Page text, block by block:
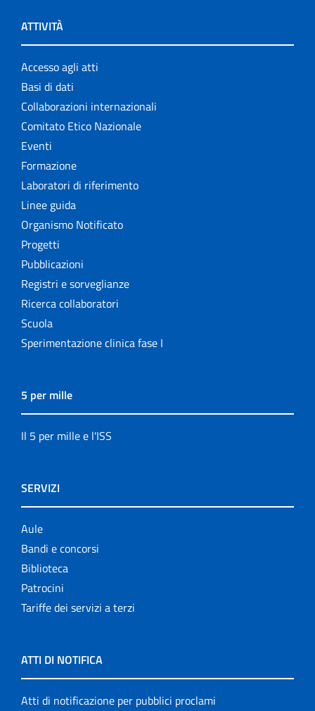
ATTIVITÀ
Accesso agli atti
Basi di dati
Collaborazioni internazionali
Comitato Etico Nazionale
Eventi
Formazione
Laboratori di riferimento
Linee guida
Organismo Notificato
Progetti
Pubblicazioni
Registri e sorveglianze
Ricerca collaboratori
Scuola
Sperimentazione clinica fase I
5 per mille
Il 5 per mille e l'ISS
SERVIZI
Aule
Bandi e concorsi
Biblioteca
Patrocini
Tariffe dei servizi a terzi
ATTI DI NOTIFICA
Atti di notificazione per pubblici proclami